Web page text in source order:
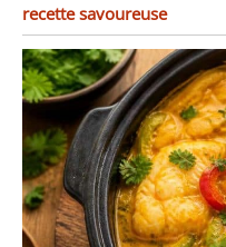
recette savoureuse